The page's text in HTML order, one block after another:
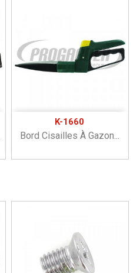
K-1660
Bord Cisailles À Gazon...